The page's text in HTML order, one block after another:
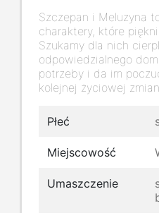
Szczepan i Meluzyna
charaktery, które
Szukamy dla nich
odpowiedzialnego
potrzeby i da im
kolejnej życiowej
Płeć
Miejscowość
Umaszczenie